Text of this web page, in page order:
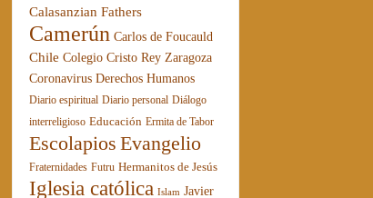
Calasanzian Fathers
Camerún Carlos de Foucauld
Chile Colegio Cristo Rey Zaragoza
Coronavirus Derechos Humanos
Diario espiritual Diario personal Diálogo
interreligioso Educación Ermita de Tabor
Escolapios Evangelio
Fraternidades Futru Hermanitos de Jesús
Iglesia católica Islam Javier